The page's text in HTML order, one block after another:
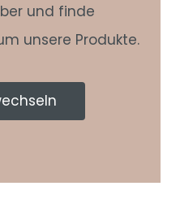
und finde
unsere Produkte.